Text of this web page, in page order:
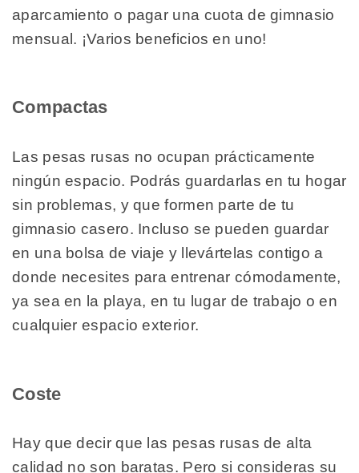
aparcamiento o pagar una cuota de gimnasio
mensual. ¡Varios beneficios en uno!
Compactas
Las pesas rusas no ocupan prácticamente
ningún espacio. Podrás guardarlas en tu hogar
sin problemas, y que formen parte de tu
gimnasio casero. Incluso se pueden guardar
en una bolsa de viaje y llevártelas contigo a
donde necesites para entrenar cómodamente,
ya sea en la playa, en tu lugar de trabajo o en
cualquier espacio exterior.
Coste
Hay que decir que las pesas rusas de alta
calidad no son baratas. Pero si consideras su